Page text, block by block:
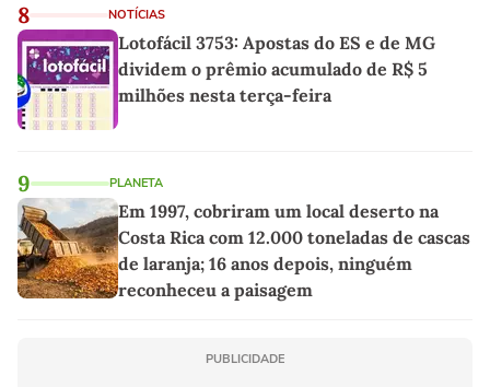
8 NOTÍCIAS
Lotofácil 3753: Apostas do ES e de MG
dividem o prêmio acumulado de R$ 5
milhões nesta terça-feira
9 PLANETA
Em 1997, cobriram um local deserto na
Costa Rica com 12.000 toneladas de cascas
de laranja; 16 anos depois, ninguém
reconheceu a paisagem
PUBLICIDADE